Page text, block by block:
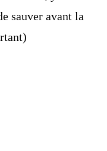
sauver avant la